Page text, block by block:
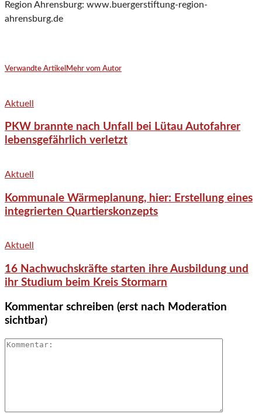
Region Ahrensburg: www.buergerstiftung-region-
ahrensburg.de
Verwandte Artikel Mehr vom Autor
Aktuell
PKW brannte nach Unfall bei Lütau Autofahrer
lebensgefährlich verletzt
Aktuell
Kommunale Wärmeplanung, hier: Erstellung eines
integrierten Quartierskonzepts
Aktuell
16 Nachwuchskräfte starten ihre Ausbildung und
ihr Studium beim Kreis Stormarn
Kommentar schreiben (erst nach Moderation
sichtbar)